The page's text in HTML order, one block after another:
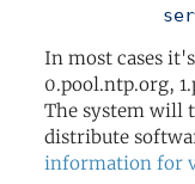
In most cases
0.pool.ntp.org,
The system will
distribute
information for